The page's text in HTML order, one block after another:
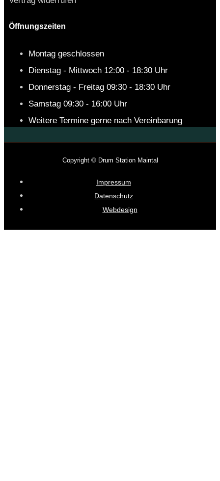
Öffnungszeiten
Montag geschlossen
Dienstag - Mittwoch 12:00 - 18:30 Uhr
Donnerstag - Freitag 09:30 - 18:30 Uhr
Samstag 09:30 - 16:00 Uhr
Weitere Termine gerne nach Vereinbarung
Copyright © Drum Station Maintal
Impressum
Datenschutz
Webdesign